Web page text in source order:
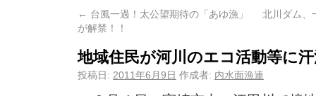
← 台風一過！太公望期待の「あゆ漁」
が解禁！！
北川ダム、
地域住民が河川のエコ活動等に
投稿日: 2011年6月9日 作成者: 内水面漁連